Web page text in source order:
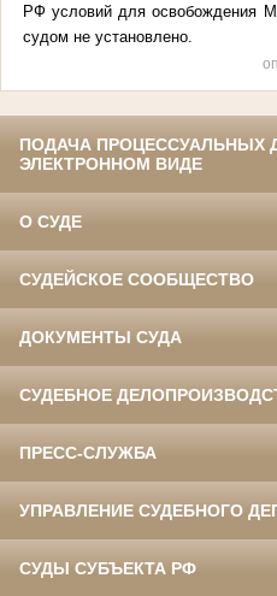
РФ условий для освобождения М.
судом не установлено.
ПОДАЧА ПРОЦЕССУАЛЬНЫХ
ЭЛЕКТРОННОМ ВИДЕ
О СУДЕ
СУДЕЙСКОЕ СООБЩЕСТВО
ДОКУМЕНТЫ СУДА
СУДЕБНОЕ
ПРЕСС-СЛУЖБА
УПРАВЛЕНИЕ СУДЕБНОГО
СУДЫ СУБЪЕКТА РФ